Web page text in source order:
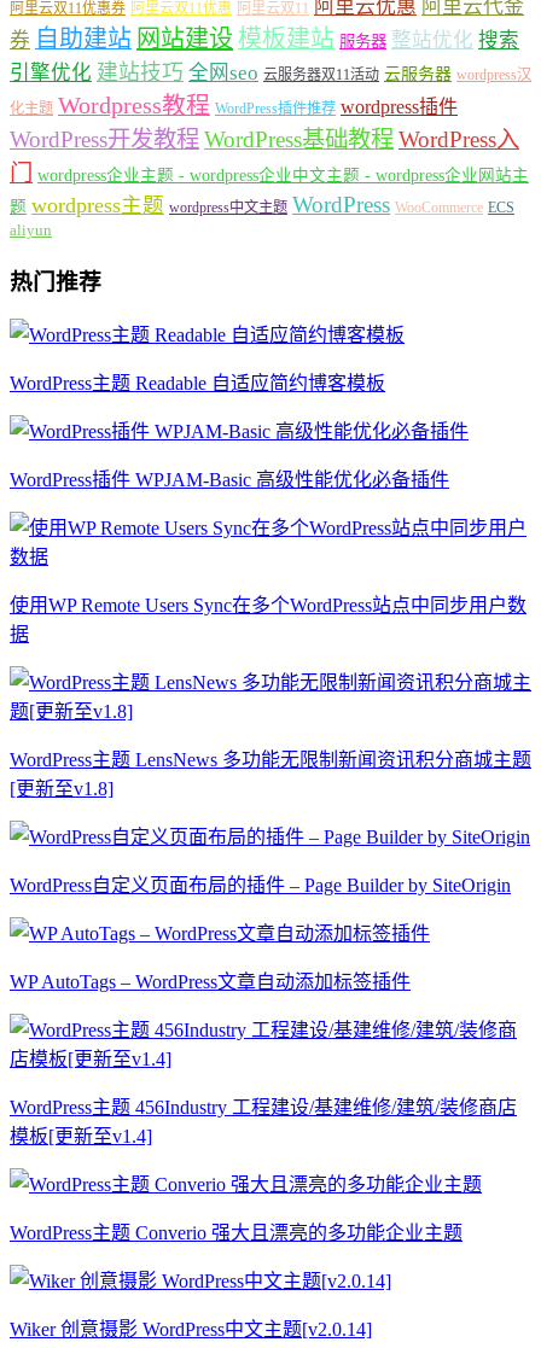
阿里云双11优惠券 阿里云双11优惠 阿里云双11 阿里云优惠 阿里云代金
券 自助建站 网站建设 模板建站 服务器 整站优化 搜索
引擎优化 建站技巧 全网seo 云服务器双11活动 云服务器 wordpress汉
化主题 Wordpress教程 WordPress插件推荐 wordpress插件
WordPress开发教程WordPress基础教程WordPress入
门
wordpress企业主题 - wordpress企业中文主题 - wordpress企业网站主
题 wordpress主题 wordpress中文主题 WordPress WooCommerce ECS
aliyun
热门推荐
WordPress主题 Readable 自适应简约博客模板
WordPress插件 WPJAM-Basic 高级性能优化必备插件
使用WP Remote Users Sync在多个WordPress站点中同步用户数
据
WordPress主题 LensNews 多功能无限制新闻资讯积分商城主题
[更新至v1.8]
WordPress自定义页面布局的插件 – Page Builder by SiteOrigin
WP AutoTags – WordPress文章自动添加标签插件
WordPress主题 456Industry 工程建设/基建维修/建筑/装修商店
模板[更新至v1.4]
WordPress主题 Converio 强大且漂亮的多功能企业主题
Wiker 创意摄影 WordPress中文主题[v2.0.14]